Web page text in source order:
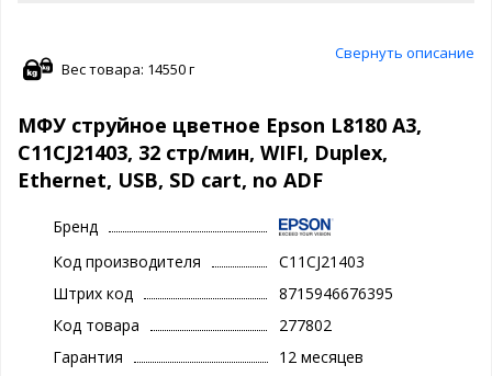
Свернуть описание
Вес товара: 14550 г
МФУ струйное цветное Epson L8180 А3,
C11CJ21403, 32 стр/мин, WIFI, Duplex,
Ethernet, USB, SD cart, no ADF
Бренд
Код производителя
C11CJ21403
Штрих код
8715946676395
Код товара
277802
Гарантия
12 месяцев